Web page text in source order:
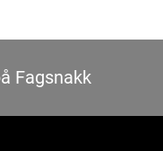
Fagsnakk